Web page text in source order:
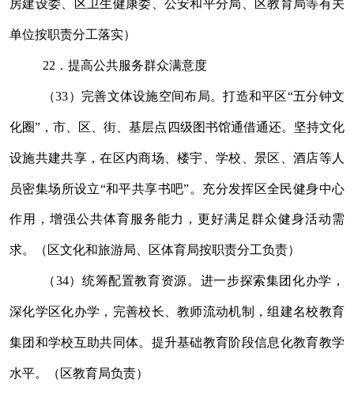
房建设委、区卫生健康委、公安和平分局、区教育局等有关
单位按职责分工落实）
22 ．提高公共服务群众满意度
（33）完善文体设施空间布局。打造和平区“五分钟文
化圈” ，市、区、街、基层点四级图书馆通借通还。坚持文化
设施共建共享，在区内商场、楼宇、学校、景区、酒店等人
员密集场所设立“和平共享书吧”。 充分发挥区全民健身中心
作用，增强公共体育服务能力，更好满足群众健身活动需
求。 （区文化和旅游局、区体育局按职责分工负责）
（34）统筹配置教育资源。进一步探索集团化办学，
深化学区化办学，完善校长、教师流动机制，组建名校教育
集团和学校互助共同体。提升基础教育阶段信息化教育教学
水平。（区教育局负责）